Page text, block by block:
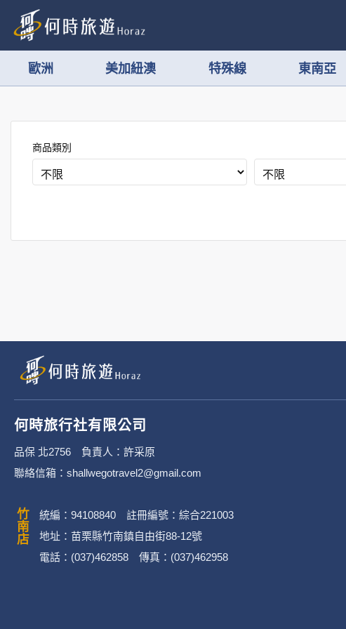
歐洲 美加紐澳 特殊線 東南亞
商品類別
何時旅行社有限公司
品保 北2756 負責人：許采原
聯絡信箱：shallwegotravel2@gmail.com
竹南店
統編：94108840 註冊編號：綜合221003
地址：苗栗縣竹南鎮自由街88-12號
電話：(037)462858 傳真：(037)462958